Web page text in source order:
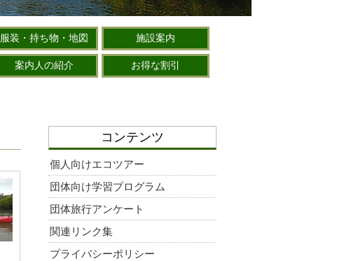
服装・持ち物・地図 施設案内
案内人の紹介 お得な割引
コンテンツ
個人向けエコツアー
団体向け学習プログラム
団体旅行アンケート
関連リンク集
プライバシーポリシー